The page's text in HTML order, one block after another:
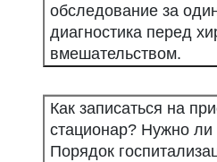
обследование за
диагностика перед
вмешательством.
Как записаться на
стационар? Нужно
Порядок